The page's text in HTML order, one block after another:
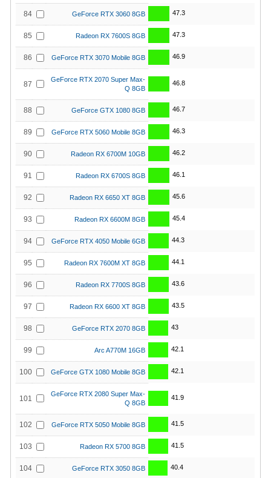
84 GeForce RTX 3060 8GB 47.3
85 Radeon RX 7600S 8GB 47.3
86 GeForce RTX 3070 Mobile 8GB 46.9
87
GeForce RTX 2070 Super Max-
Q 8GB
46.8
88 GeForce GTX 1080 8GB 46.7
89 GeForce RTX 5060 Mobile 8GB 46.3
90 Radeon RX 6700M 10GB 46.2
91 Radeon RX 6700S 8GB 46.1
92 Radeon RX 6650 XT 8GB 45.6
93 Radeon RX 6600M 8GB 45.4
94 GeForce RTX 4050 Mobile 6GB 44.3
95 Radeon RX 7600M XT 8GB 44.1
96 Radeon RX 7700S 8GB 43.6
97 Radeon RX 6600 XT 8GB 43.5
98 GeForce RTX 2070 8GB 43
99 Arc A770M 16GB 42.1
100 GeForce GTX 1080 Mobile 8GB 42.1
101
GeForce RTX 2080 Super Max-
Q 8GB
41.9
102 GeForce RTX 5050 Mobile 8GB 41.5
103 Radeon RX 5700 8GB 41.5
104 GeForce RTX 3050 8GB 40.4